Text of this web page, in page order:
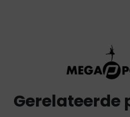
Gerelateerde